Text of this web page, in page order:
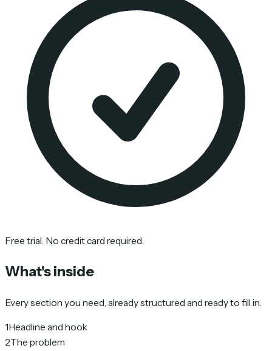
Free trial. No credit card required.
What's inside
Every section you need, already structured and ready to fill in.
1Headline and hook
2The problem